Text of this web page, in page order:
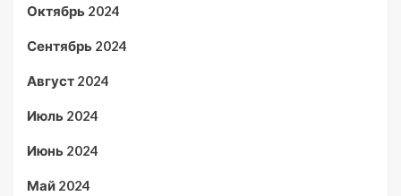
Октябрь 2024
Сентябрь 2024
Август 2024
Июль 2024
Июнь 2024
Май 2024